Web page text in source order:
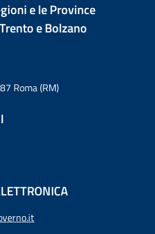
e le Province
e Bolzano
Roma (RM)